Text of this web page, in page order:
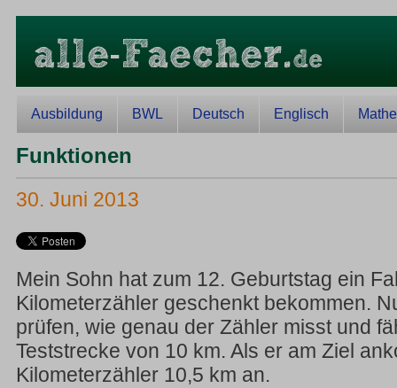
Ausbildung BWL Deutsch Englisch Mathe
Funktionen
30. Juni 2013
Mein Sohn hat zum 12. Geburtstag ein
Kilometerzähler geschenkt bekommen.
prüfen, wie genau der Zähler misst und
Teststrecke von 10 km. Als er am Ziel
Kilometerzähler 10,5 km an.